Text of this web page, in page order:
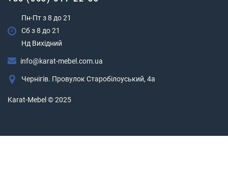
Пн-Пт з 8 до 21
Сб з 8 до 21
Нд Вихідний
info@karat-mebel.com.ua
Чернігів. Провулок Старобілоуський, 4а
Karat-Mebel © 2025